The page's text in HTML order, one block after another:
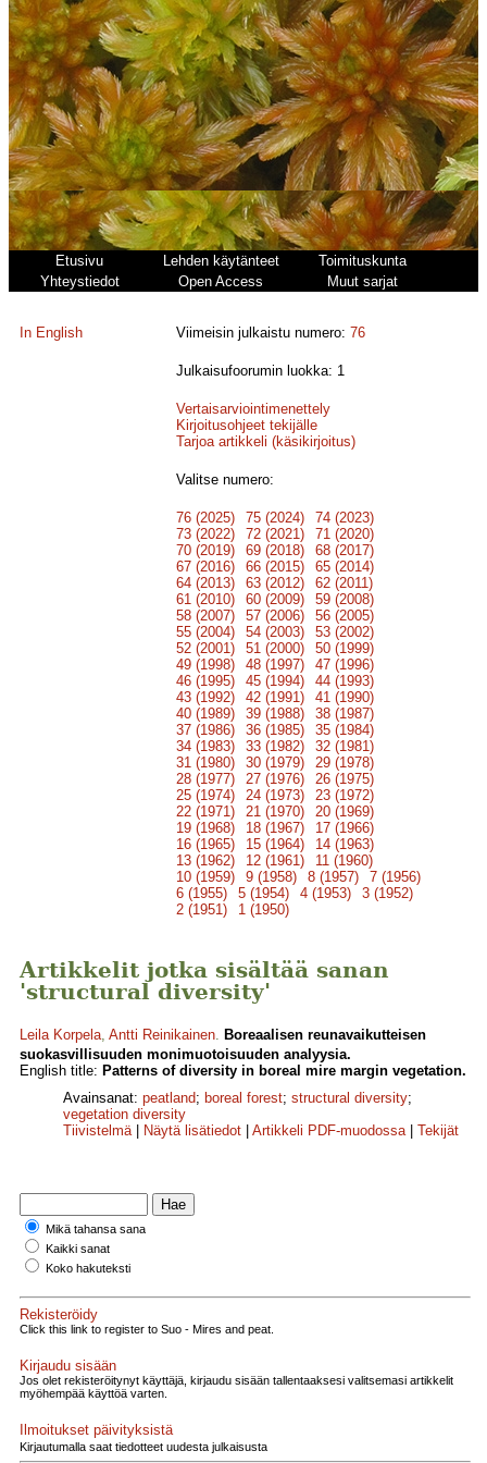
Etusivu Lehden käytänteet
Toimituskunta
Yhteystiedot
Open Access Muut sarjat
In English Viimeisin julkaistu numero:76
Julkaisufoorumin luokka: 1
Vertaisarviointimenettely
Kirjoitusohjeet tekijälle
Tarjoa artikkeli (käsikirjoitus)
Valitse numero:
76 (2025) 75 (2024)
74 (2023)
73 (2022)
72 (2021)
71 (2020)
70 (2019)
69 (2018)
68 (2017)
67 (2016)
66 (2015)
65 (2014)
64 (2013)
63 (2012)
62 (2011)
61 (2010)
60 (2009)
59 (2008)
58 (2007)
57 (2006)
56 (2005)
55 (2004)
54 (2003)
53 (2002)
52 (2001)
51 (2000)
50 (1999)
49 (1998)
48 (1997)
47 (1996)
46 (1995)
45 (1994)
44 (1993)
43 (1992)
42 (1991)
41 (1990)
40 (1989)
39 (1988)
38 (1987)
37 (1986)
36 (1985)
35 (1984)
34 (1983)
33 (1982)
32 (1981)
31 (1980)
30 (1979)
29 (1978)
28 (1977)
27 (1976)
26 (1975)
25 (1974)
24 (1973)
23 (1972)
22 (1971)
21 (1970)
20 (1969)
19 (1968)
18 (1967)
17 (1966)
16 (1965)
15 (1964)
14 (1963)
13 (1962)
12 (1961)
11 (1960)
10 (1959)
9 (1958) 8 (1957)
7 (1956)
6 (1955)
5 (1954) 4 (1953)
3 (1952)
2 (1951)
1 (1950)
Artikkelit jotka sisältää sanan
'structural diversity'
Leila Korpela, Antti Reinikainen. Boreaalisen reunavaikutteisen
suokasvillisuuden monimuotoisuuden analyysia.
English title: Patterns of diversity in boreal mire margin vegetation.
Avainsanat: peatland; boreal forest; structural diversity;
vegetation diversity
Tiivistelmä| Näytä lisätiedot Artikkeli PDF-muodossa| Tekijät
Mikä tahansa sana
Kaikki sanat
Koko hakuteksti
Rekisteröidy
Click this link to register to Suo - Mires and peat.
Kirjaudu sisään
Jos olet rekisteröitynyt käyttäjä, kirjaudu sisään tallentaaksesi valitsemasi artikkelit
myöhempää käyttöä varten.
Ilmoitukset päivityksistä
Kirjautumalla saat tiedotteet uudesta julkaisusta